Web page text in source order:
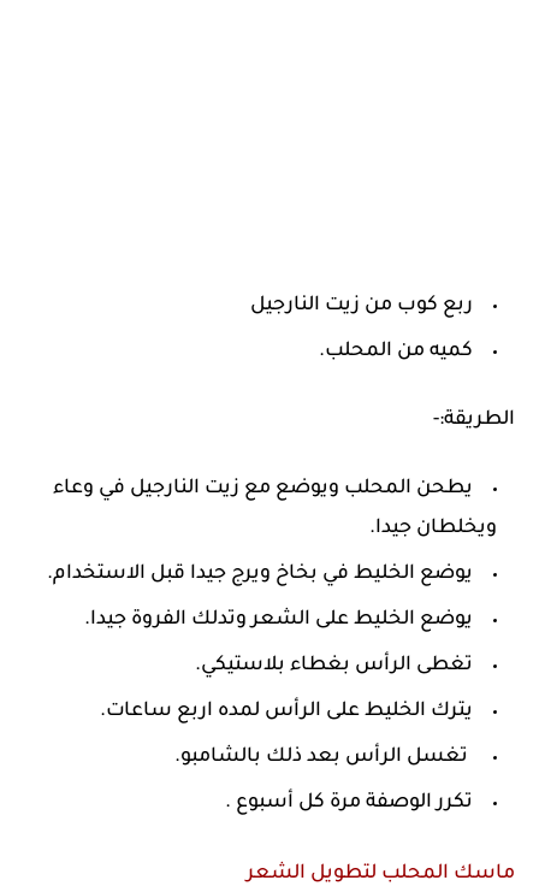
ربع كوب من زيت النارجيل
كميه من المحلب.
الطريقة:-
يطحن المحلب ويوضع مع زيت النارجيل في وعاء
ويخلطان جيدا.
يوضع الخليط في بخاخ ويرج جيدا قبل الاستخدام.
يوضع الخليط على الشعر وتدلك الفروة جيدا.
تغطى الرأس بغطاء بلاستيكي.
يترك الخليط على الرأس لمده اربع ساعات.
تغسل الرأس بعد ذلك بالشامبو.
تكرر الوصفة مرة كل أسبوع .
ماسك المحلب لتطويل الشعر